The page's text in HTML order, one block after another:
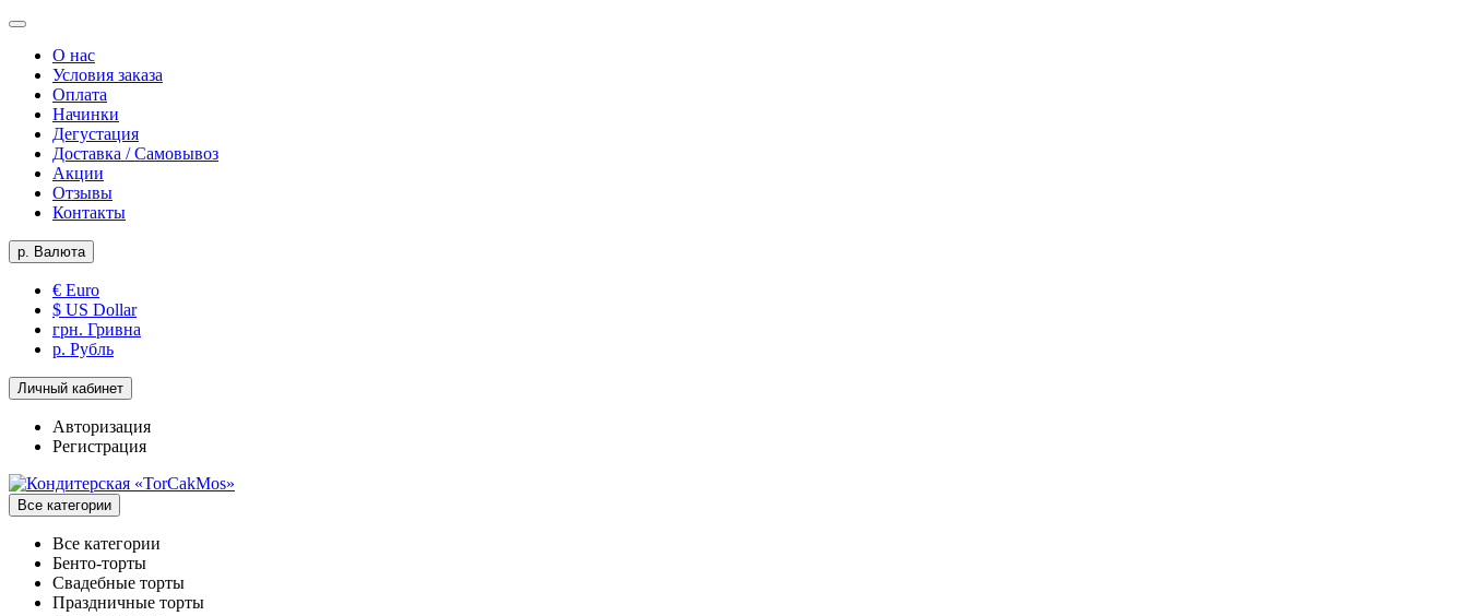
О нас
Условия заказа
Оплата
Начинки
Дегустация
Доставка / Самовывоз
Акции
Отзывы
Контакты
р. Валюта
€ Euro
$ US Dollar
грн. Гривна
р. Рубль
Личный кабинет
Авторизация
Регистрация
Все категории
Все категории
Бенто-торты
Свадебные торты
Праздничные торты